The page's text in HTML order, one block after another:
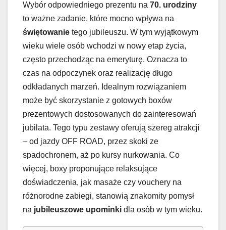
Wybór odpowiedniego prezentu na 70. urodziny
to ważne zadanie, które mocno wpływa na
świętowanie tego jubileuszu. W tym wyjątkowym
wieku wiele osób wchodzi w nowy etap życia,
często przechodząc na emeryturę. Oznacza to
czas na odpoczynek oraz realizację długo
odkładanych marzeń. Idealnym rozwiązaniem
może być skorzystanie z gotowych boxów
prezentowych dostosowanych do zainteresowań
jubilata. Tego typu zestawy oferują szereg atrakcji
– od jazdy OFF ROAD, przez skoki ze
spadochronem, aż po kursy nurkowania. Co
więcej, boxy proponujące relaksujące
doświadczenia, jak masaże czy vouchery na
różnorodne zabiegi, stanowią znakomity pomysł
na jubileuszowe upominki dla osób w tym wieku.